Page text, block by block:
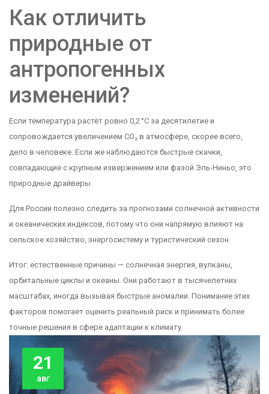
Как отличить
природные от
антропогенных
изменений?
Если температура растёт ровно 0,2 °C за десятилетие и
сопровождается увеличением CO₂ в атмосфере, скорее всего,
дело в человеке. Если же наблюдаются быстрые скачки,
совпадающие с крупным извержением или фазой Эль-Ниньо, это
природные драйверы.
Для России полезно следить за прогнозами солнечной активности
и океанических индексов, потому что они напрямую влияют на
сельское хозяйство, энергосистему и туристический сезон.
Итог: естественные причины — солнечная энергия, вулканы,
орбитальные циклы и океаны. Они работают в тысячелетних
масштабах, иногда вызывая быстрые аномалии. Понимание этих
факторов помогает оценить реальный риск и принимать более
точные решения в сфере адаптации к климату.
21
авг